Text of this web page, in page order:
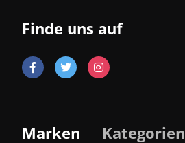
Finde uns auf
Marken Kategorien